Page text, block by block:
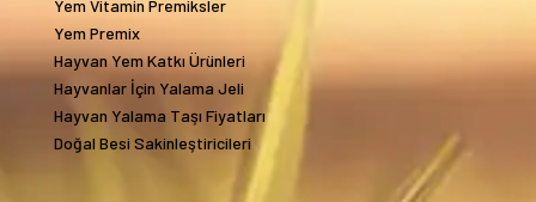
Yem Vitamin Premiksler
Yem Premix
Hayvan Yem Katkı Ürünleri
Hayvanlar İçin Yalama Jeli
Hayvan Yalama Taşı Fiyatları
Doğal Besi Sakinleştiricileri